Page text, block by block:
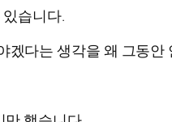
습니다.
다는 생각을 왜 그동안